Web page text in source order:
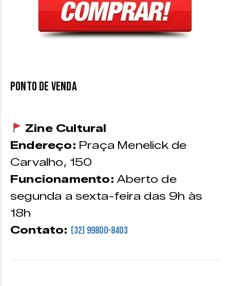
PONTO DE VENDA
Zine Cultural
Endereço: Praça Menelick de
Carvalho, 150
Funcionamento:Aberto de
segunda a sexta-feira das 9h às
18h
Contato: (32) 99800-8403